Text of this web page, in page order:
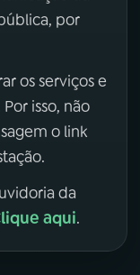
por
os serviços e
isso, não
o link
da
aqui.